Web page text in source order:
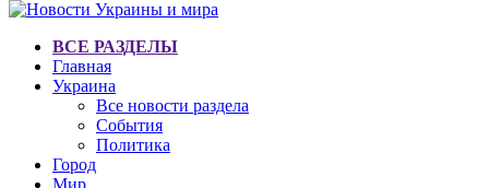
ВСЕ РАЗДЕЛЫ
Главная
Украина
Все новости раздела
События
Политика
Город
Мир